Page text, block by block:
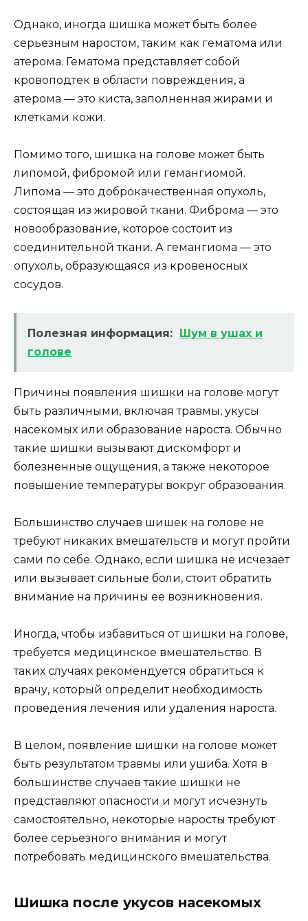
Однако, иногда шишка может быть более
серьезным наростом, таким как гематома или
атерома. Гематома представляет собой
кровоподтек в области повреждения, а
атерома — это киста, заполненная жирами и
клетками кожи.
Помимо того, шишка на голове может быть
липомой, фибромой или гемангиомой.
Липома — это доброкачественная опухоль,
состоящая из жировой ткани. Фиброма — это
новообразование, которое состоит из
соединительной ткани. А гемангиома — это
опухоль, образующаяся из кровеносных
сосудов.
Полезная информация: Шум в ушах и
голове
Причины появления шишки на голове могут
быть различными, включая травмы, укусы
насекомых или образование нароста. Обычно
такие шишки вызывают дискомфорт и
болезненные ощущения, а также некоторое
повышение температуры вокруг образования.
Большинство случаев шишек на голове не
требуют никаких вмешательств и могут пройти
сами по себе. Однако, если шишка не исчезает
или вызывает сильные боли, стоит обратить
внимание на причины ее возникновения.
Иногда, чтобы избавиться от шишки на голове,
требуется медицинское вмешательство. В
таких случаях рекомендуется обратиться к
врачу, который определит необходимость
проведения лечения или удаления нароста.
В целом, появление шишки на голове может
быть результатом травмы или ушиба. Хотя в
большинстве случаев такие шишки не
представляют опасности и могут исчезнуть
самостоятельно, некоторые наросты требуют
более серьезного внимания и могут
потребовать медицинского вмешательства.
Шишка после укусов насекомых